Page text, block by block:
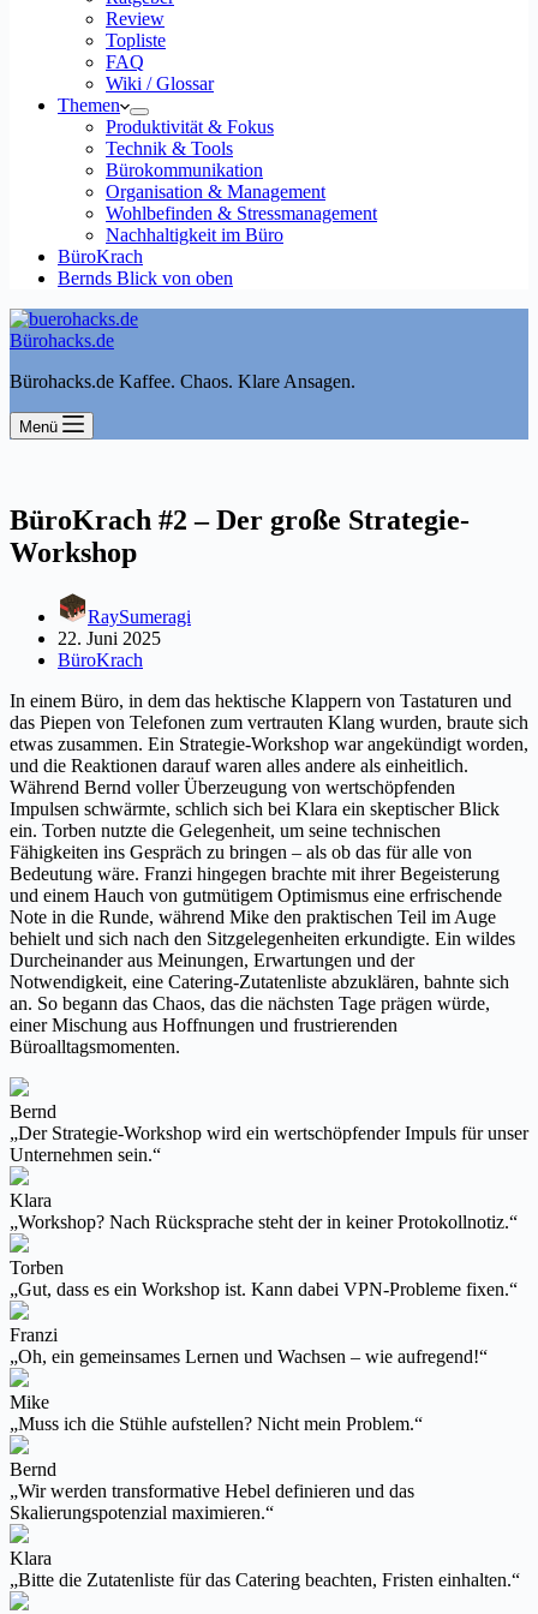
Review
Topliste
FAQ
Wiki / Glossar
Themen
Produktivität & Fokus
Technik & Tools
Bürokommunikation
Organisation & Management
Wohlbefinden & Stressmanagement
Nachhaltigkeit im Büro
BüroKrach
Bernds Blick von oben
Bürohacks.de
Bürohacks.de Kaffee. Chaos. Klare Ansagen.
Menü
BüroKrach #2 – Der große Strategie-
Workshop
RaySumeragi
22. Juni 2025
BüroKrach
In einem Büro, in dem das hektische Klappern von Tastaturen und
das Piepen von Telefonen zum vertrauten Klang wurden, braute sich
etwas zusammen. Ein Strategie-Workshop war angekündigt worden,
und die Reaktionen darauf waren alles andere als einheitlich.
Während Bernd voller Überzeugung von wertschöpfenden
Impulsen schwärmte, schlich sich bei Klara ein skeptischer Blick
ein. Torben nutzte die Gelegenheit, um seine technischen
Fähigkeiten ins Gespräch zu bringen – als ob das für alle von
Bedeutung wäre. Franzi hingegen brachte mit ihrer Begeisterung
und einem Hauch von gutmütigem Optimismus eine erfrischende
Note in die Runde, während Mike den praktischen Teil im Auge
behielt und sich nach den Sitzgelegenheiten erkundigte. Ein wildes
Durcheinander aus Meinungen, Erwartungen und der
Notwendigkeit, eine Catering-Zutatenliste abzuklären, bahnte sich
an. So begann das Chaos, das die nächsten Tage prägen würde,
einer Mischung aus Hoffnungen und frustrierenden
Büroalltagsmomenten.
Bernd
„Der Strategie-Workshop wird ein wertschöpfender Impuls für unser
Unternehmen sein.“
Klara
„Workshop? Nach Rücksprache steht der in keiner Protokollnotiz.“
Torben
„Gut, dass es ein Workshop ist. Kann dabei VPN-Probleme fixen.“
Franzi
„Oh, ein gemeinsames Lernen und Wachsen – wie aufregend!“
Mike
„Muss ich die Stühle aufstellen? Nicht mein Problem.“
Bernd
„Wir werden transformative Hebel definieren und das
Skalierungspotenzial maximieren.“
Klara
„Bitte die Zutatenliste für das Catering beachten, Fristen einhalten.“